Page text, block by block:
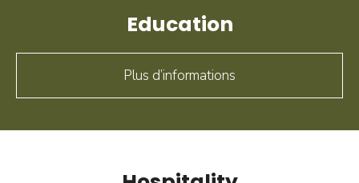
Education
Plus d’informations